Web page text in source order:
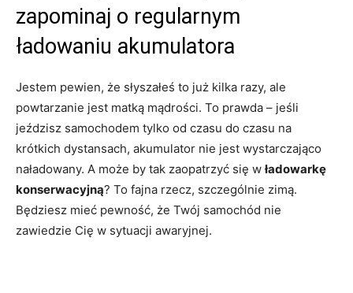
zapominaj o regularnym
ładowaniu akumulatora
Jestem pewien, że słyszałeś to już kilka razy, ale
powtarzanie jest matką mądrości. To prawda – jeśli
jeździsz samochodem tylko od czasu do czasu na
krótkich dystansach, akumulator nie jest wystarczająco
naładowany. A może by tak zaopatrzyć się w ładowarkę
konserwacyjną? To fajna rzecz, szczególnie zimą.
Będziesz mieć pewność, że Twój samochód nie
zawiedzie Cię w sytuacji awaryjnej.